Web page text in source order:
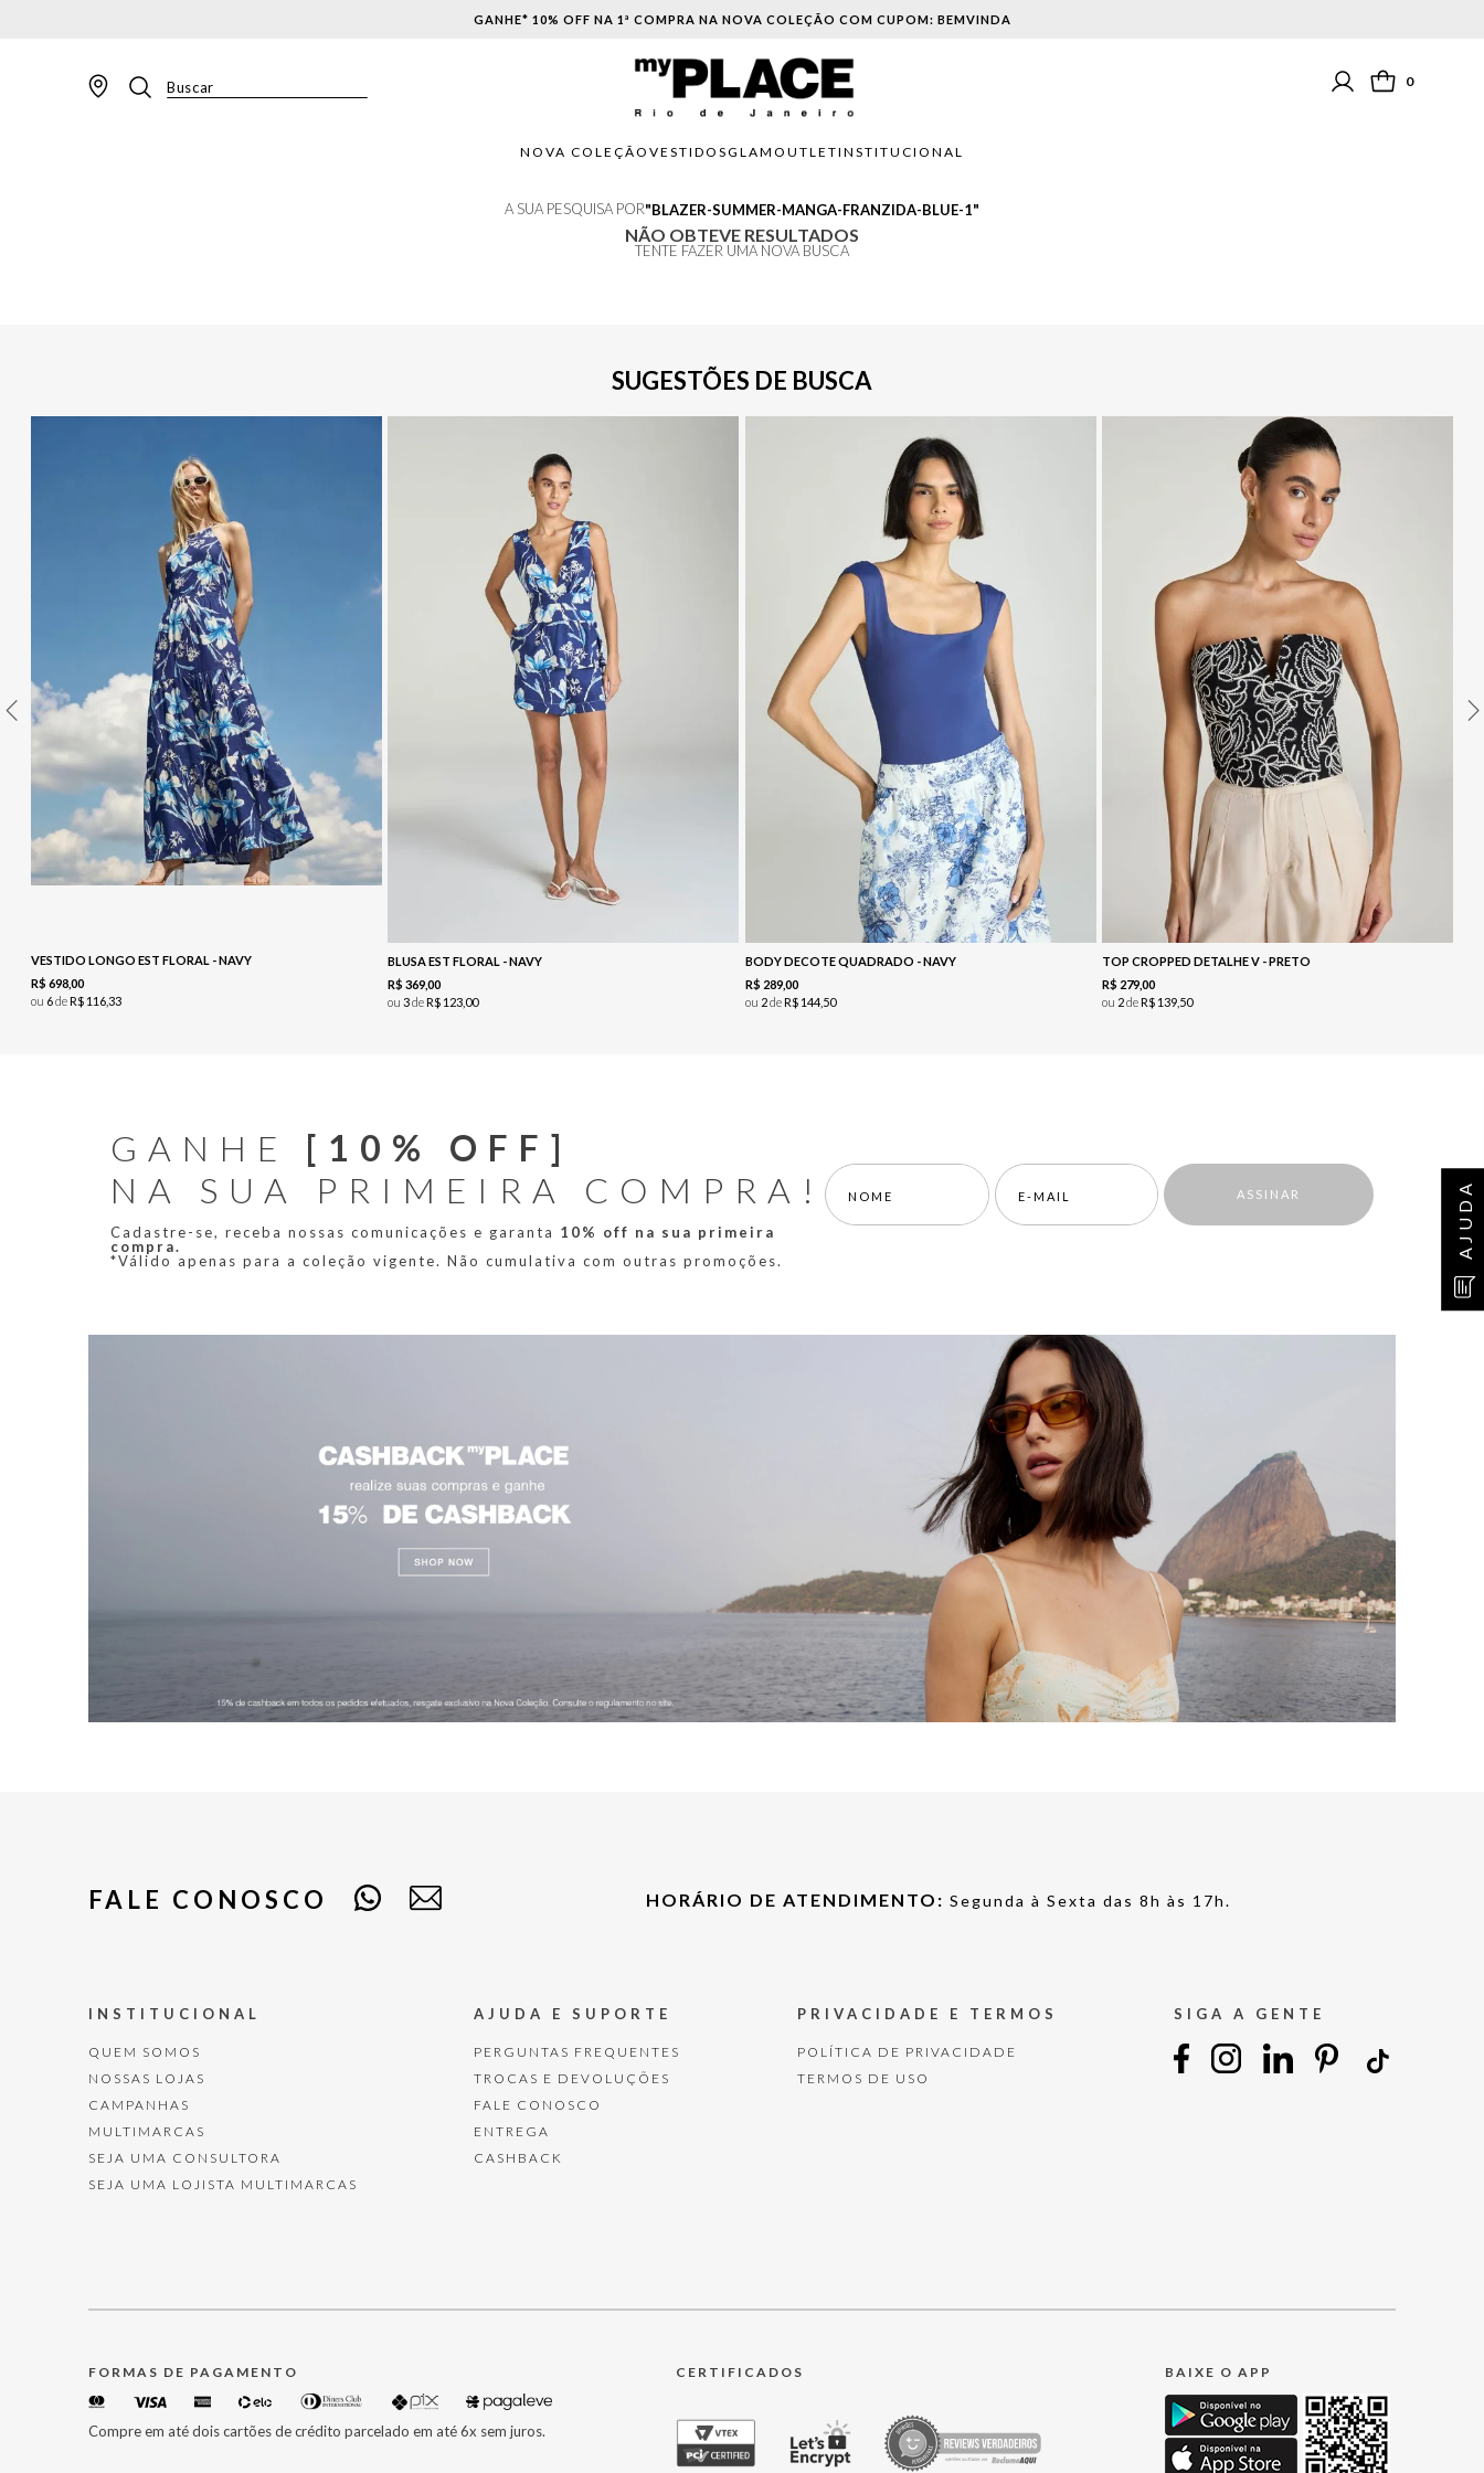
GANHE* 10% OFF NA 1ª COMPRA NA NOVA COLEÇÃO COM CUPOM: BEMVINDA
Buscar
CALÇA JEANS
COLETE
0
NOVA COLEÇÃO VESTIDOSGLAM OUTLETINSTITUCIONAL
AJUDA
A SUA PESQUISA POR BLAZER-SUMMER-MANGA-FRANZIDA-BLUE-1
NÃO OBTEVE RESULTADOS
TENTE FAZER UMA NOVA BUSCA
SUGESTÕES DE BUSCA
VESTIDO LONGO EST FLORAL - NAVY
R$ 698,00
ou 6deR$ 116,33
BLUSA EST FLORAL - NAVY
R$ 369,00
ou3deR$ 123 00
BODY DECOTE QUADRADO - NAVY
R$ 289,00
ou 2deR$ 144, 50
TOP CROPPED DETALHE V - PRETO
R$ 279,00
ou 2deR$ 139 50
GANHE [10% OFF]
NA SUA PRIMEIRA COMPRA!
Cadastre-se, receba nossas comunicações e garanta 10% off na sua primeira
compra.
*Válido apenas para a coleção vigente. Não cumulativa com outras promoções.
ASSINAR
FALE CONOSCO HORÁRIO DE ATENDIMENTO: Segunda à Sexta das 8h às 17h.
INSTITUCIONAL
QUEM SOMOS
NOSSAS LOJAS
CAMPANHAS
MULTIMARCAS
SEJA UMA CONSULTORA
SEJA UMA LOJISTA MULTIMARCAS
AJUDA E SUPORTE
PERGUNTAS FREQUENTES
TROCAS E DEVOLUÇÕES
FALE CONOSCO
ENTREGA
CASHBACK
PRIVACIDADE E TERMOS
POLÍTICA DE PRIVACIDADE
TERMOS DE USO
SIGA A GENTE
FORMAS DE PAGAMENTO
Compre em até dois cartões de crédito parcelado em até 6x sem juros.
CERTIFICADOS BAIXE O APP